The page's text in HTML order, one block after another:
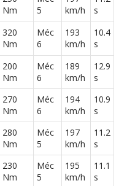
(1 )
146000 km , 2002, SX(0
Finition SX 229000 km
173000(0 )
594000km Année 2003
Nm
5
km/h
s
320
Nm
Méc
6
193
km/h
10.4
s
200
Nm
Méc
6
189
km/h
12.9
s
270
Nm
Méc
6
194
km/h
10.9
s
280
Nm
Méc
5
197
km/h
11.2
s
230
Nm
Méc
5
195
km/h
11.1
s